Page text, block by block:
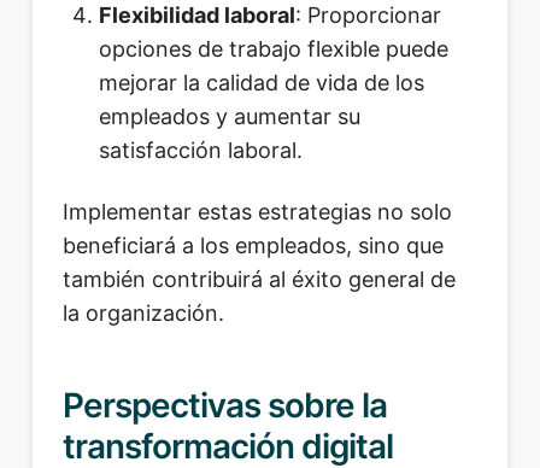
Flexibilidad laboral: Proporcionar
opciones de trabajo flexible puede
mejorar la calidad de vida de los
empleados y aumentar su
satisfacción laboral.
Implementar estas estrategias no solo
beneficiará a los empleados, sino que
también contribuirá al éxito general de
la organización.
Perspectivas sobre la
transformación digital